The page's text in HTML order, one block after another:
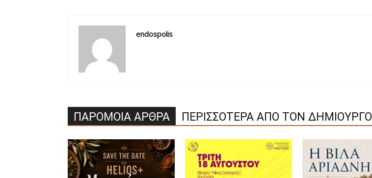
endospolis
ΠΑΡΟΜΟΙΑ ΑΡΘΡΑ ΠΕΡΙΣΣΟΤΕΡΑ ΑΠΟ ΤΟΝ ΔΗΜΙΟΥΡΓΟ